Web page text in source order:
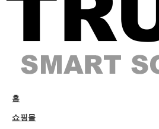
홈
쇼핑몰